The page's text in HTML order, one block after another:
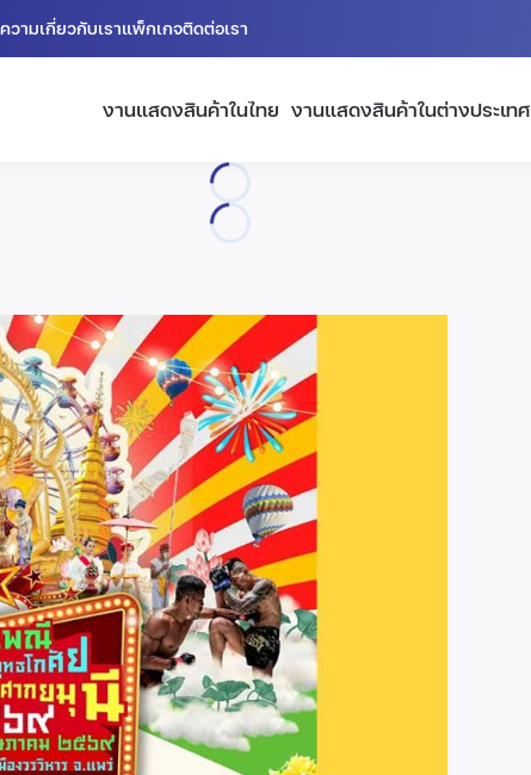
วามเกี่ยวกับเราแพ็กเกจติดต่อเรา
งานแสดงสินค้าในไทย งานแสดงสินค้าในต่างประเทศ